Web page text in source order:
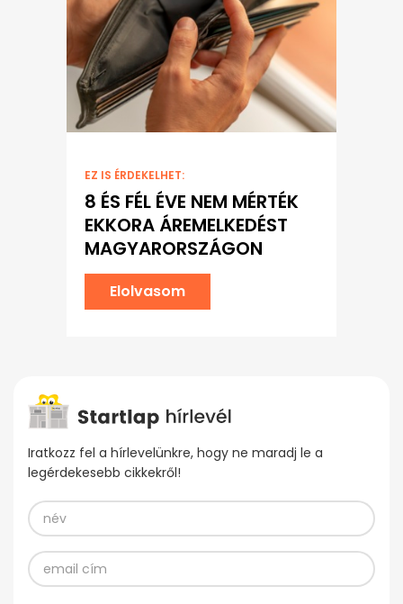
EZ IS ÉRDEKELHET:
8 ÉS FÉL ÉVE NEM MÉRTÉK
EKKORA ÁREMELKEDÉST
MAGYARORSZÁGON
Elolvasom
Iratkozz fel a hírlevelünkre, hogy ne maradj le a
legérdekesebb cikkekről!